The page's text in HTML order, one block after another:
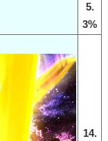
5.
3%
14.